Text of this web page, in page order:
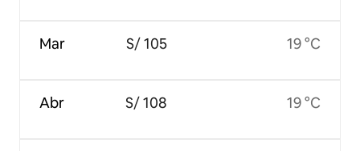
Mar
Abr
S/ 105
S/ 108
19 °C
19 °C